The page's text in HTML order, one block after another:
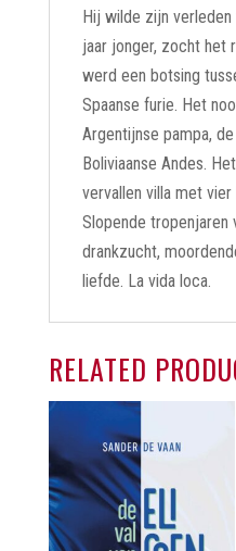
Hij wilde zijn
jaar jonger, zocht het
werd een botsing
Spaanse furie. Het
Argentijnse pampa,
Boliviaanse Andes.
vervallen villa met vier
Slopende tropenjaren
drankzucht,
liefde. La vida loca.
RELATED